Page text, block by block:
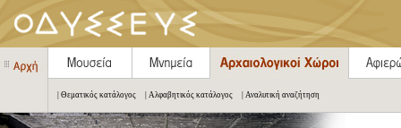
| Θεματικός κατάλογος | Αλφαβητικός κατάλογος | Αναλυτική αναζήτηση